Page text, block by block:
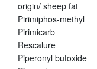
origin/ sheep fat
Pirimiphos-methyl
Pirimicarb
Rescalure
Piperonyl butoxide